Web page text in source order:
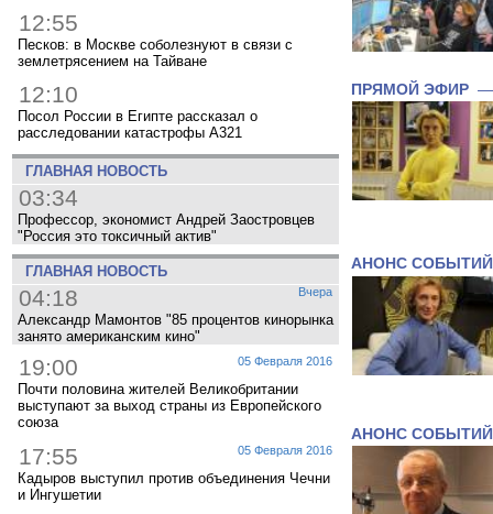
12:55
Песков: в Москве соболезнуют в связи с
землетрясением на Тайване
12:10
Посол России в Египте рассказал о
расследовании катастрофы A321
ГЛАВНАЯ НОВОСТЬ
03:34
Профессор, экономист Андрей Заостровцев
"Россия это токсичный актив"
ГЛАВНАЯ НОВОСТЬ
Вчера
04:18
Александр Мамонтов "85 процентов кинорынка
занято американским кино"
05 Февраля 2016
19:00
Почти половина жителей Великобритании
выступают за выход страны из Европейского
союза
05 Февраля 2016
17:55
Кадыров выступил против объединения Чечни
и Ингушетии
ПРЯМОЙ ЭФИР
АНОНС СОБЫТИЙ
АНОНС СОБЫТИЙ